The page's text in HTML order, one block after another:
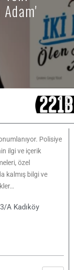
Polisiye
ilgi ve içerik
özel
kalmış bilgi ve
A Kadıköy